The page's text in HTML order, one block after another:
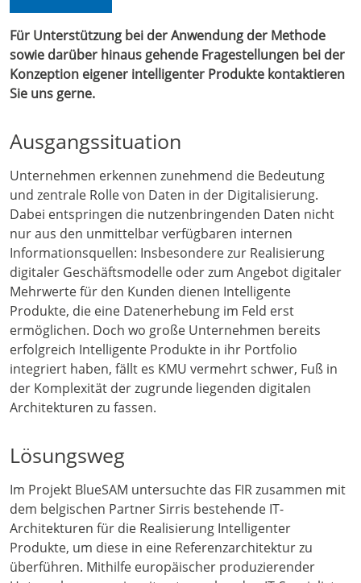
Für Unterstützung bei der Anwendung der Methode
sowie darüber hinaus gehende Fragestellungen bei der
Konzeption eigener intelligenter Produkte kontaktieren
Sie uns gerne.
Ausgangssituation
Unternehmen erkennen zunehmend die Bedeutung
und zentrale Rolle von Daten in der Digitalisierung.
Dabei entspringen die nutzenbringenden Daten nicht
nur aus den unmittelbar verfügbaren internen
Informationsquellen: Insbesondere zur Realisierung
digitaler Geschäftsmodelle oder zum Angebot digitaler
Mehrwerte für den Kunden dienen Intelligente
Produkte, die eine Datenerhebung im Feld erst
ermöglichen. Doch wo große Unternehmen bereits
erfolgreich Intelligente Produkte in ihr Portfolio
integriert haben, fällt es KMU vermehrt schwer, Fuß in
der Komplexität der zugrunde liegenden digitalen
Architekturen zu fassen.
Lösungsweg
Im Projekt BlueSAM untersuchte das FIR zusammen mit
dem belgischen Partner Sirris bestehende IT-
Architekturen für die Realisierung Intelligenter
Produkte, um diese in eine Referenzarchitektur zu
überführen. Mithilfe europäischer produzierender